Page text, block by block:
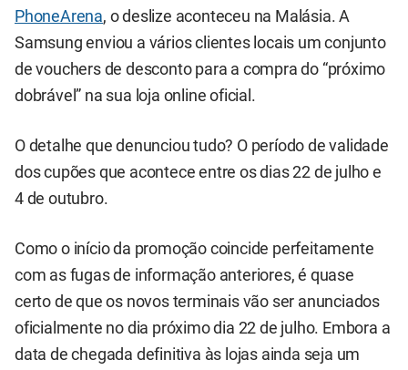
PhoneArena, o deslize aconteceu na Malásia. A
Samsung enviou a vários clientes locais um conjunto
de vouchers de desconto para a compra do “próximo
dobrável” na sua loja online oficial.
O detalhe que denunciou tudo? O período de validade
dos cupões que acontece entre os dias 22 de julho e
4 de outubro.
Como o início da promoção coincide perfeitamente
com as fugas de informação anteriores, é quase
certo de que os novos terminais vão ser anunciados
oficialmente no dia próximo dia 22 de julho. Embora a
data de chegada definitiva às lojas ainda seja um